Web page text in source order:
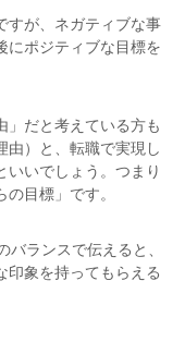
すが、ネガティブな事
にポジティブな目標を
」だと考えている方も
由）と、転職で実現し
いいでしょう。つまり
目標」です。
ランスで伝えると、
印象を持ってもらえる